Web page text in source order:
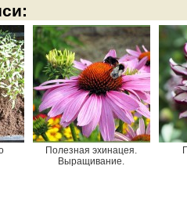
Полезная эхинацея.
Выращивание.